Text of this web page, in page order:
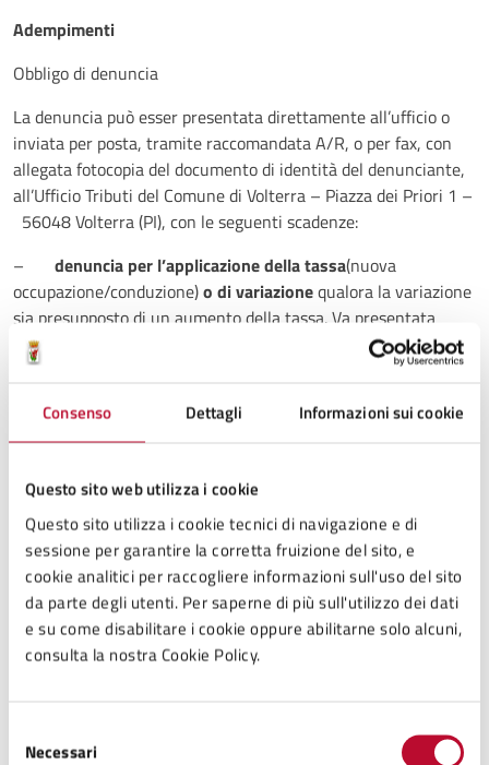
Consenso Dettagli Informazioni sui cookie
Questo sito web utilizza i cookie
Questo sito utilizza i cookie tecnici di navigazione e di
sessione per garantire la corretta fruizione del sito, e
cookie analitici per raccogliere informazioni sull'uso del sito
da parte degli utenti. Per saperne di più sull'utilizzo dei dati
e su come disabilitare i cookie oppure abilitarne solo alcuni,
consulta la nostra Cookie Policy.
delNecessari
Adempimenti
Obbligo di denuncia
La denuncia può esser presentata direttamente all’ufficio o
inviata per posta, tramite raccomandata A/R, o per fax, con
allegata fotocopia del documento di identità del denunciante,
all’Ufficio Tributi del Comune di Volterra – Piazza dei Priori 1 –
56048 Volterra (PI), con le seguenti scadenze:
– denuncia per l’applicazione della tassa(nuova
occupazione/conduzione)o di variazionequalora la variazione
sia presupposto di un aumento della tassa. Va presentata
entro il 20 gennaio dell’anno successivo all’inizio
dell’occupazione o detenzione (oltre tale data si incorre in
l’aumento della tassa decorre dal bimestre solare successivo a
quello in cui si è verificato il fatto, con relativo recupero delle
–denuncia di cessazione (con cui l’intestatario dichiara di
aver perso la disponibilità dei locali precedentemente
denunciati),di variazione qualora la stessa sia presupposto di
una diminuzione della tassa o di sospensione. Va presentata
non appena si perde la disponibilità dei locali ed esenta
l’intestatario dal pagamento della tassa a decorrere dal primo
–comunicazioni inerenti riduzioni tariffarie:
E’ applicata